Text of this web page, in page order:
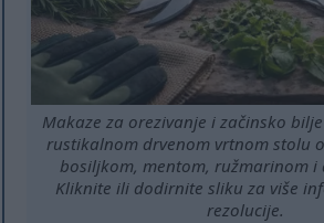
Makaze za orezivanje i začinsko
rustikalnom drvenom vrtnom stolu
bosiljkom, mentom, ružmarinom i
Kliknite ili dodirnite sliku za više
rezolucije.